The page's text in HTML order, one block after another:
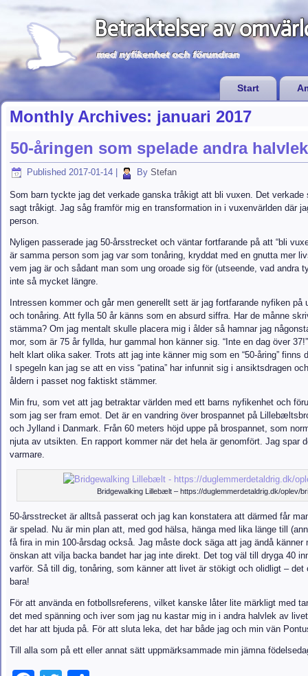
Betraktelser av
med nyfikenhet och förundran
Start
Monthly Archives: januari 2017
50-åringen som spelade andra halvlek
Published 2017-01-14 By Stefan
Som barn tyckte jag det verkade ganska tråkigt att bli vuxen. Det
sagt tråkigt. Jag såg framför mig en transformation in i vuxenvärlden där
person.
Nyligen passerade jag 50-årsstrecket och väntar fortfarande på att “bli
är samma person som jag var som tonåring, kryddat med en gnutta mer
vem jag är och sådant man som ung oroade sig för (utseende, vad andra
inte så mycket längre.
Intressen kommer och går men generellt sett är jag fortfarande nyfiken
och tonåring. Att fylla 50 år känns som en absurd siffra. Har de månne
stämma? Om jag mentalt skulle placera mig i ålder så hamnar jag
mor, som är 75 år fyllda, hur gammal hon känner sig. “Inte en dag över
helt klart olika saker. Trots att jag inte känner mig som en “50-åring”
I spegeln kan jag se att en viss “patina” har infunnit sig i ansiktsdragen
åldern i passet nog faktiskt stämmer.
Min fru, som vet att jag betraktar världen med ett barns nyfikenhet och
som jag ser fram emot. Det är en vandring över brospannet på
och Jylland i Danmark. Från 60 meters höjd uppe på brospannet, som
njuta av utsikten. En rapport kommer när det hela är genomfört. Jag spar
varmare.
Bridgewalking Lillebælt – https://duglemmerdetaldrig.dk/oplev/
50-årsstrecket är alltså passerat och jag kan konstatera att därmed får
är spelad. Nu är min plan att, med god hälsa, hänga med lika länge till
få fira in min 100-årsdag också. Jag måste dock säga att jag ändå känner
önskan att vilja backa bandet har jag inte direkt. Det tog väl till dryga 40
varför. Så till dig, tonåring, som känner att livet är stökigt och olidligt – det
bara!
För att använda en fotbollsreferens, vilket kanske låter lite märkligt med
det med spänning och iver som jag nu kastar mig in i andra halvlek av
det har att bjuda på. För att sluta leka, det har både jag och min vän
Till alla som på ett eller annat sätt uppmärksammade min jämna